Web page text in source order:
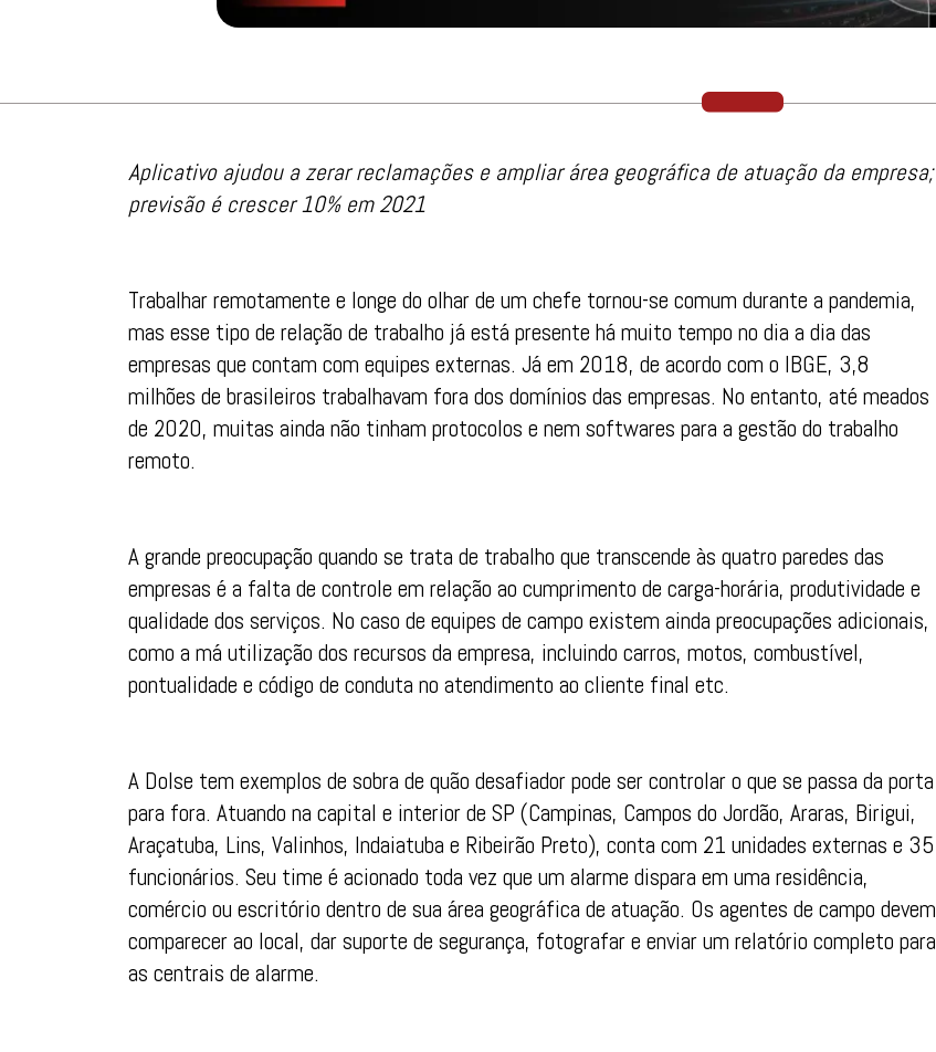
Aplicativo ajudou a zerar reclamações e ampliar área geográfica de atuação da empresa;
previsão é crescer 10% em 2021
Trabalhar remotamente e longe do olhar de um chefe tornou-se comum durante a pandemia,
mas esse tipo de relação de trabalho já está presente há muito tempo no dia a dia das
empresas que contam com equipes externas. Já em 2018, de acordo com o IBGE, 3,8
milhões de brasileiros trabalhavam fora dos domínios das empresas. No entanto, até meados
de 2020, muitas ainda não tinham protocolos e nem softwares para a gestão do trabalho
remoto.
A grande preocupação quando se trata de trabalho que transcende às quatro paredes das
empresas é a falta de controle em relação ao cumprimento de carga-horária, produtividade e
qualidade dos serviços. No caso de equipes de campo existem ainda preocupações adicionais,
como a má utilização dos recursos da empresa, incluindo carros, motos, combustível,
pontualidade e código de conduta no atendimento ao cliente final etc.
A Dolse tem exemplos de sobra de quão desafiador pode ser controlar o que se passa da porta
para fora. Atuando na capital e interior de SP (Campinas, Campos do Jordão, Araras, Birigui,
Araçatuba, Lins, Valinhos, Indaiatuba e Ribeirão Preto), conta com 21 unidades externas e 35
funcionários. Seu time é acionado toda vez que um alarme dispara em uma residência,
comércio ou escritório dentro de sua área geográfica de atuação. Os agentes de campo devem
comparecer ao local, dar suporte de segurança, fotografar e enviar um relatório completo para
as centrais de alarme.